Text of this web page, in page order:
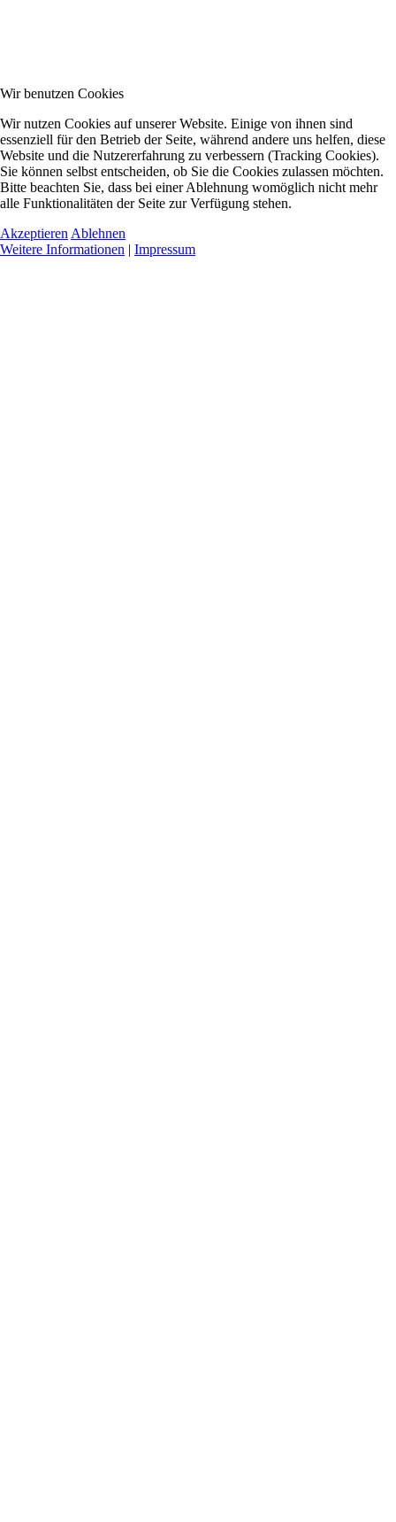
Wir benutzen Cookies
Wir nutzen Cookies auf unserer Website. Einige von ihnen sind
essenziell für den Betrieb der Seite, während andere uns helfen, diese
Website und die Nutzererfahrung zu verbessern (Tracking Cookies).
Sie können selbst entscheiden, ob Sie die Cookies zulassen möchten.
Bitte beachten Sie, dass bei einer Ablehnung womöglich nicht mehr
alle Funktionalitäten der Seite zur Verfügung stehen.
Akzeptieren Ablehnen
Weitere Informationen | Impressum